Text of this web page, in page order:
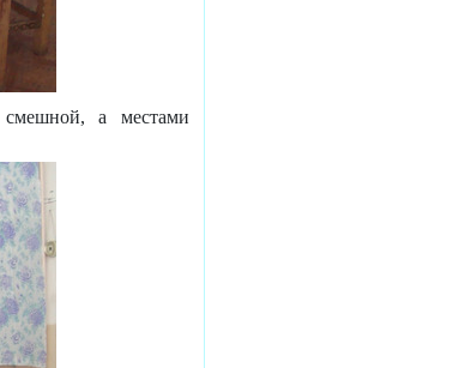
смешной, а местами